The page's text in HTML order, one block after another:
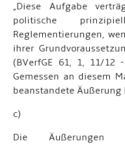
„Diese Aufgabe
politische
Reglementierungen,
ihrer
(BVerfGE 61, 1, 11/12
Gemessen an diesem
beanstandete
c)
Die Äußerungen